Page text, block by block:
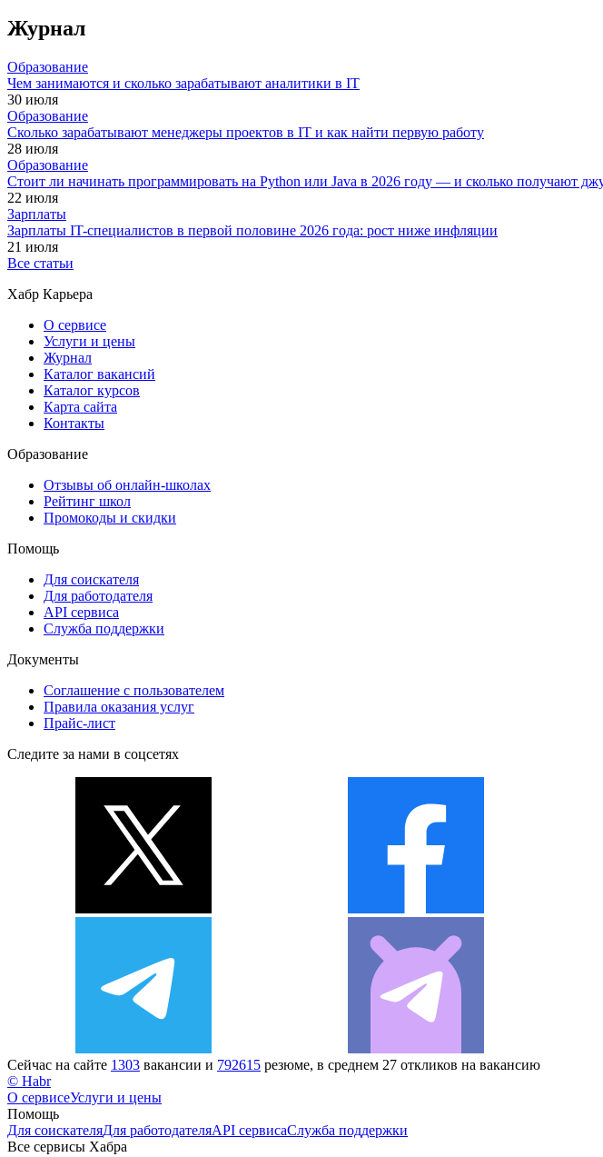
Журнал
Образование
Чем занимаются и сколько зарабатывают аналитики в IT
30 июля
Образование
Сколько зарабатывают менеджеры проектов в IT и как найти первую работу
28 июля
Образование
Стоит ли начинать программировать на Python или Java в 2026 году — и сколько получают
22 июля
Зарплаты
Зарплаты IT-специалистов в первой половине 2026 года: рост ниже инфляции
21 июля
Все статьи
Хабр Карьера
О сервисе
Услуги и цены
Журнал
Каталог вакансий
Каталог курсов
Карта сайта
Контакты
Образование
Отзывы об онлайн-школах
Рейтинг школ
Промокоды и скидки
Помощь
Для соискателя
Для работодателя
API сервиса
Служба поддержки
Документы
Соглашение с пользователем
Правила оказания услуг
Прайс-лист
Следите за нами в соцсетях
Сейчас на сайте 1303 вакансии и 792615 резюме, в среднем 27 откликов на вакансию
© Habr
О сервисеУслуги и цены
Помощь
Для соискателяДля работодателяAPI сервисаСлужба поддержки
Все сервисы Хабра